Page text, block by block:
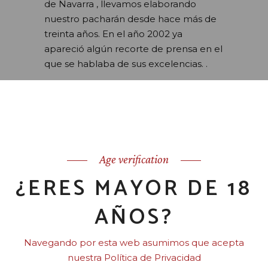
Age verification
¿ERES MAYOR DE 18
AÑOS?
Navegando por esta web asumimos que acepta
nuestra Política de Privacidad
de Navarra , llevamos elaborando
nuestro pacharán desde hace más de
treinta años. En el año 2002 ya
apareció algún recorte de prensa en el
que se hablaba de sus excelencias. .
Jose Luis Nieto 6 de noviembre de 2024